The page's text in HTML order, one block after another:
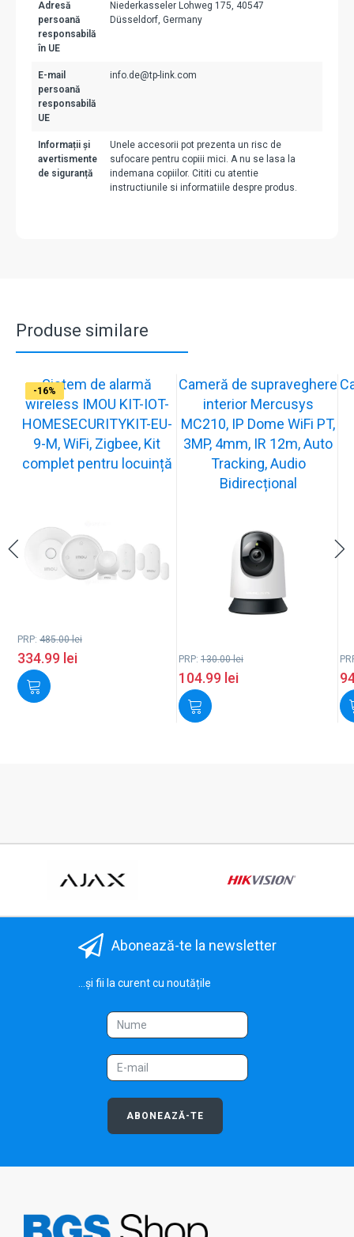
Adresă
persoană
responsabilă
în UE
Niederkasseler Lohweg 175, 40547
Düsseldorf, Germany
E-mail
persoană
responsabilă
UE
info.de@tp-link.com
Informații și
avertismente
de siguranță
Unele accesorii pot prezenta un risc de
sufocare pentru copiii mici. A nu se lasa la
indemana copiilor. Cititi cu atentie
instructiunile si informatiile despre produs.
Produse similare
-31%
Sistem de alarmă
wireless IMOU KIT-IOT-
HOMESECURITYKIT-EU-
9-M, WiFi, Zigbee, Kit
complet pentru locuință
PRP: 485.00lei
334.99 lei
-19%
Cameră de supraveghere
interior Mercusys
MC210, IP Dome WiFi PT,
3MP, 4mm, IR 12m, Auto
Tracking, Audio
Bidirecțional
PRP: 130.00lei
104.99 lei
-21%
-13%
-15%
-20%
-12%
-13%
-16%
Abonează-te la newsletter
...și fii la curent cu noutățile
ABONEAZĂ-TE